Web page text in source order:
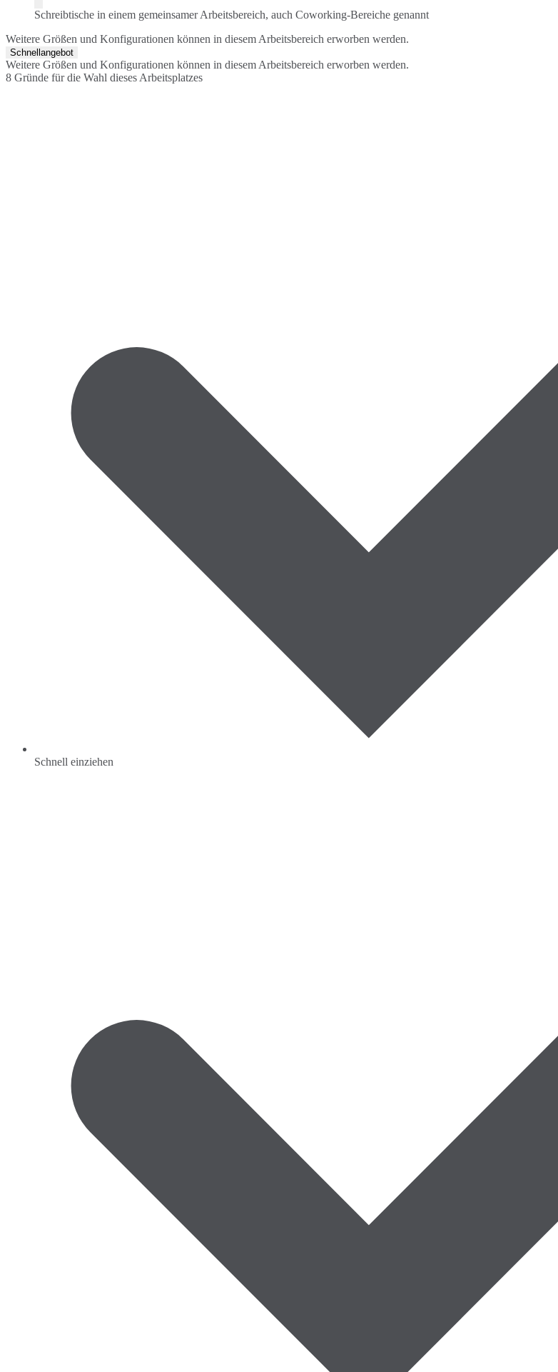
Schreibtische in einem gemeinsamer Arbeitsbereich, auch Coworking-Bereiche genannt
Weitere Größen und Konfigurationen können in diesem Arbeitsbereich erworben werden.
Schnellangebot
Weitere Größen und Konfigurationen können in diesem Arbeitsbereich erworben werden.
8 Gründe für die Wahl dieses Arbeitsplatzes
Schnell einziehen